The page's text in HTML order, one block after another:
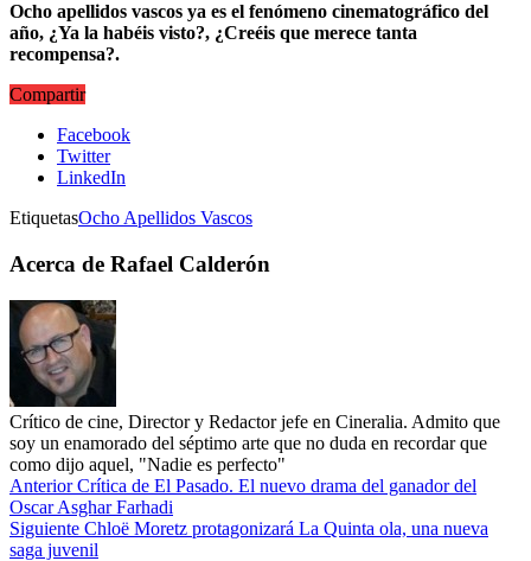
Ocho apellidos vascos ya es el fenómeno cinematográfico del
año, ¿Ya la habéis visto?, ¿Creéis que merece tanta
recompensa?.
Compartir
Facebook
Twitter
LinkedIn
EtiquetasOcho Apellidos Vascos
Acerca de Rafael Calderón
Crítico de cine, Director y Redactor jefe en Cineralia. Admito que
soy un enamorado del séptimo arte que no duda en recordar que
como dijo aquel, "Nadie es perfecto"
AnteriorCrítica de El Pasado. El nuevo drama del ganador del
Oscar Asghar Farhadi
Siguiente Chloë Moretz protagonizará La Quinta ola, una nueva
saga juvenil